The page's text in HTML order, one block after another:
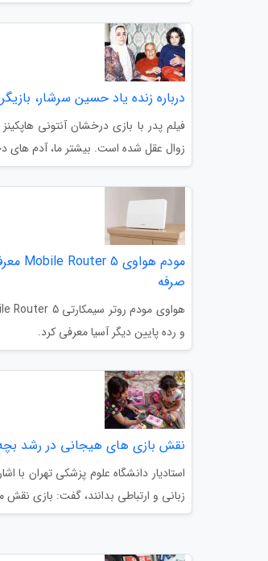
درباره زنده یاد حسین سرشار،
فیلم پدر با بازی درخشان آنتونی
زوال عقل شده است. بیشتر ما، آدم های
صرفه
و رده پایین دیگر آسیا معرفی کرد.
نقش بازی های هیجانی در رشد
استادیار دانشگاه علوم پزشکی تهران با
زبانی و ارتباطی بدانند، گفت: بازی